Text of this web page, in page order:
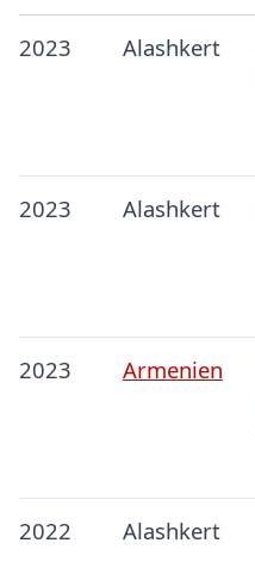
2023 Alashkert
2023 Alashkert
2023 Armenien
2022 Alashkert